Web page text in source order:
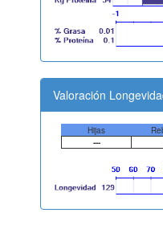
Valoración
Hijas
---